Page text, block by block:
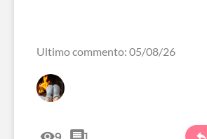
Ultimo commento: 05/08/26
9 1